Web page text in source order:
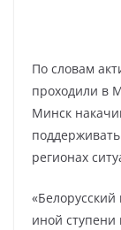
По словам
проходили в
Минск
регионах
иной ступени